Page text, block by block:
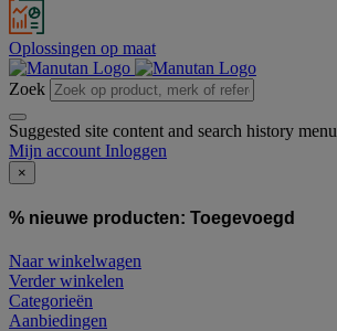
Oplossingen op maat
Zoek
Suggested site content and search history menu
Mijn account Inloggen
×
% nieuwe producten: Toegevoegd
Naar winkelwagen
Verder winkelen
Categorieën
Aanbiedingen